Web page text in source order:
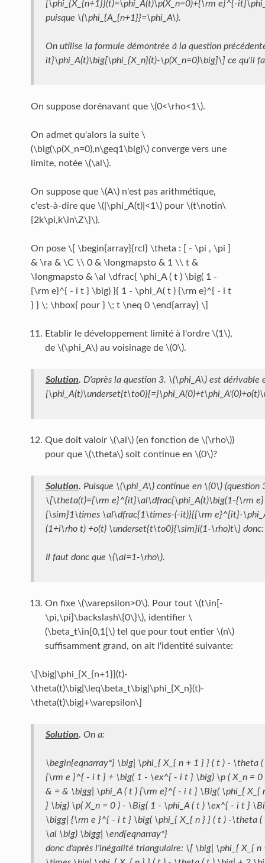
[\phi_{X_{n+1}}(t)=\phi_A(t)\p(X_n=0)+{\rm e}^{-
puisque \(\phi_{A_{n+1}}=\phi_A\).
On utilise la formule démontrée à la question
it}\phi_A(t)\big[\phi_{X_n}(t)-\p(X_n=0)\big]\] ce qu'il
On suppose dorénavant que \(0<\rho<1\).
On admet qu'alors la suite \
(\big(\p(X_n=0),n\geq1\big)\) converge vers une
limite, notée \(\al\).
On suppose que \(A\) n'est pas arithmétique,
c'est-à-dire que \(|\phi_A(t)|<1\) pour \(t\notin\
{2k\pi,k\in\Z\}\).
On pose \[ \begin{array}{rcl} \theta : [ - \pi , \pi ]
& \ra & \C \\ 0 & \longmapsto & 1 \\ t &
\longmapsto & \al \dfrac{ \phi_A ( t ) \big( 1 -
{\rm e}^{ - i t } \big) }{ 1 - \phi_A( t ) {\rm e}^{ - i t
} } \; \hbox{ pour } \; t \neq 0 \end{array} \]
Etablir le développement limité à l'ordre \(1\),
de \(\phi_A\) au voisinage de \(0\).
Solution. D'après la question 3. \(\phi_A\) est
Que doit valoir \(\al\) (en fonction de \(\rho\))
pour que \(\theta\) soit continue en \(0\)?
Solution. Puisque \(\phi_A\) continue en \(0\)
\[\theta(t)={\rm e}^{it}\al\dfrac{\phi_A(t)\big(1-{\rm
{\sim}1\times \al\dfrac{1\times-(-it)}{{\rm e}^{it}-
(1+i\rho t) +o(t) \underset{t\to0}{\sim}i(1-\rho)t\]
Il faut donc que \(\al=1-\rho\).
On fixe \(\varepsilon>0\). Pour tout \(t\in[-
\pi,\pi]\backslash\{0\}\), identifier \
(\beta_t\in[0,1[\) tel que pour tout entier \(n\)
suffisamment grand, on ait l'identité suivante:
\[\big|\phi_{X_{n+1}}(t)-
\theta(t)\big|\leq\beta_t\big|\phi_{X_n}(t)-
\theta(t)\big|+\varepsilon\]
Solution. On a:
\begin{eqnarray*} \big| \phi_{ X_{ n + 1 } } ( t ) - \theta
{\rm e }^{ - i t } + \big( 1 - \ex^{ - i t } \big) \p ( X_n =
& = & \bigg| \phi_A ( t ) {\rm e}^{ - i t } \Big( \phi_{
} \big) \p( X_n = 0 ) - \Big( 1 - \phi_A ( t ) \ex^{ - i t }
\bigg| {\rm e }^{ - i t } \big( \phi_{ X_{ n } } ( t ) -\theta
\al \big) \bigg| \end{eqnarray*}
donc d'après l'inégalité triangulaire: \[ \big| \phi_{ X_{